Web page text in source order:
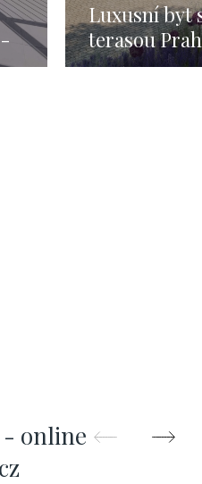
Luxusní byt
terasou
156m
online